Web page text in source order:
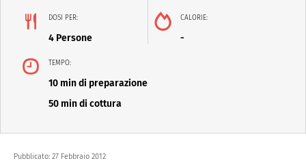
DOSI PER:
4 Persone
CALORIE:
-
TEMPO:
10 min di preparazione
50 min di cottura
Pubblicato: 27 Febbraio 2012